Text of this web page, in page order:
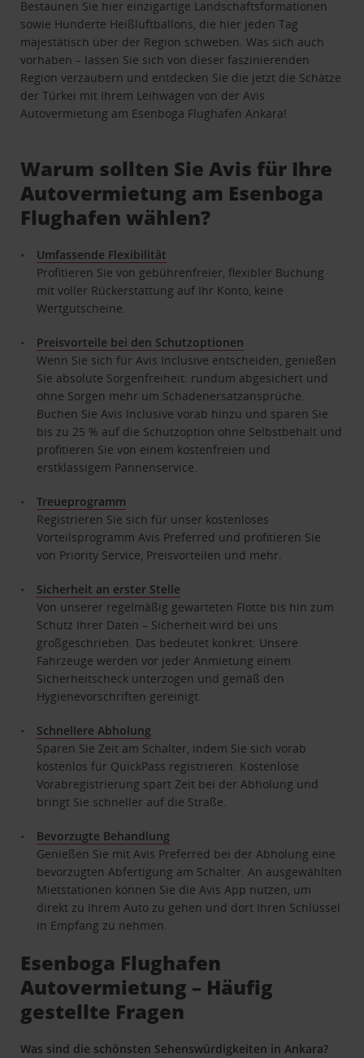
Bestaunen Sie hier einzigartige Landschaftsformationen
sowie Hunderte Heißluftballons, die hier jeden Tag
majestätisch über der Region schweben. Was sich auch
vorhaben – lassen Sie sich von dieser faszinierenden
Region verzaubern und entdecken Sie die jetzt die Schätze
der Türkei mit Ihrem Leihwagen von der Avis
Autovermietung am Esenboga Flughafen Ankara!
Warum sollten Sie Avis für Ihre
Autovermietung am Esenboga
Flughafen wählen?
Umfassende Flexibilität
Profitieren Sie von gebührenfreier, flexibler Buchung
mit voller Rückerstattung auf Ihr Konto, keine
Wertgutscheine.
Preisvorteile bei den Schutzoptionen
Wenn Sie sich für Avis Inclusive entscheiden, genießen
Sie absolute Sorgenfreiheit: rundum abgesichert und
ohne Sorgen mehr um Schadenersatzansprüche.
Buchen Sie Avis Inclusive vorab hinzu und sparen Sie
bis zu 25 % auf die Schutzoption ohne Selbstbehalt und
profitieren Sie von einem kostenfreien und
erstklassigem Pannenservice.
Treueprogramm
Registrieren Sie sich für unser kostenloses
Vorteilsprogramm Avis Preferred und profitieren Sie
von Priority Service, Preisvorteilen und mehr.
Sicherheit an erster Stelle
Von unserer regelmäßig gewarteten Flotte bis hin zum
Schutz Ihrer Daten – Sicherheit wird bei uns
großgeschrieben. Das bedeutet konkret: Unsere
Fahrzeuge werden vor jeder Anmietung einem
Sicherheitscheck unterzogen und gemäß den
Hygienevorschriften gereinigt.
Schnellere Abholung
Sparen Sie Zeit am Schalter, indem Sie sich vorab
kostenlos für QuickPass registrieren. Kostenlose
Vorabregistrierung spart Zeit bei der Abholung und
bringt Sie schneller auf die Straße.
Bevorzugte Behandlung
Genießen Sie mit Avis Preferred bei der Abholung eine
bevorzugten Abfertigung am Schalter. An ausgewählten
Mietstationen können Sie die Avis App nutzen, um
direkt zu Ihrem Auto zu gehen und dort Ihren Schlüssel
in Empfang zu nehmen.
Esenboga Flughafen
Autovermietung – Häufig
gestellte Fragen
Was sind die schönsten Sehenswürdigkeiten in Ankara?